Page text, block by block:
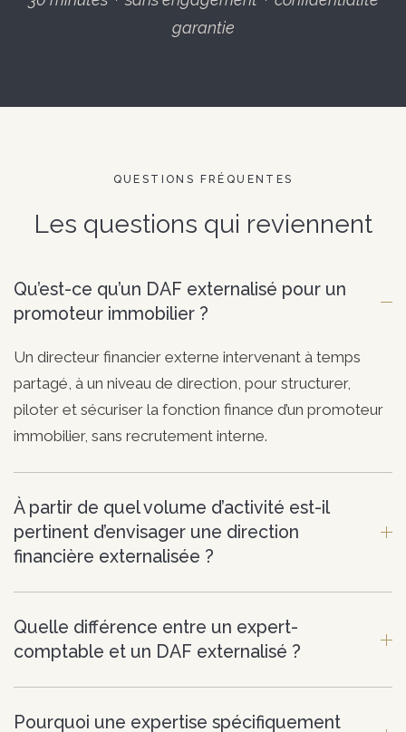
garantie
QUESTIONS FRÉQUENTES
Les questions qui reviennent
Qu’est-ce qu’un DAF externalisé pour un
promoteur immobilier ?
Un directeur financier externe intervenant à temps
partagé, à un niveau de direction, pour structurer,
piloter et sécuriser la fonction finance d’un promoteur
immobilier, sans recrutement interne.
À partir de quel volume d’activité est-il
pertinent d’envisager une direction
financière externalisée ?
Quelle différence entre un expert-
comptable et un DAF externalisé ?
Pourquoi une expertise spécifiquement